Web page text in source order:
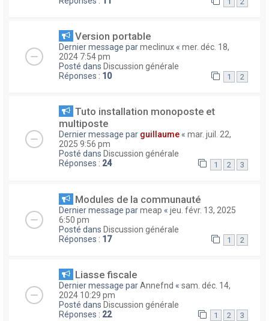
Version portable
Dernier message parmeclinux « mer. déc. 18,
2024 7:54 pm
Posté dans Discussion générale
Réponses : 10 1 2
Tuto installation monoposte et
multiposte
Dernier message par guillaume « mar. juil. 22,
2025 9:56 pm
Posté dans Discussion générale
Réponses : 24 1 2 3
Modules de la communauté
Dernier message parmeap « jeu. févr. 13, 2025
6:50 pm
Posté dans Discussion générale
Réponses : 17 1 2
Liasse fiscale
Dernier message parAnnefnd « sam. déc. 14,
2024 10:29 pm
Posté dans Discussion générale
Réponses : 22 1 2 3